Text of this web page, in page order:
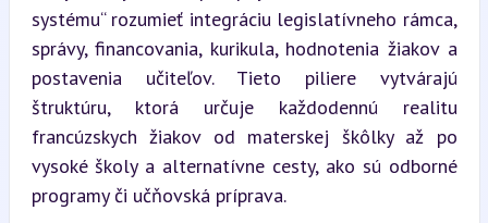
systému“ rozumieť integráciu legislatívneho rámca,
správy, financovania, kurikula, hodnotenia žiakov a
postavenia učiteľov. Tieto piliere vytvárajú
štruktúru, ktorá určuje každodennú realitu
francúzskych žiakov od materskej škôlky až po
vysoké školy a alternatívne cesty, ako sú odborné
programy či učňovská príprava.